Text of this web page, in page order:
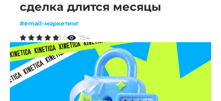
сделка длится месяцы
#email-маркетинг
5.0
754